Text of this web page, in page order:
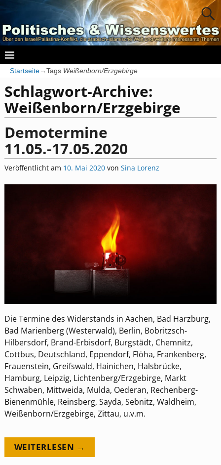
Startseite→Tags Weißenborn/Erzgebirge
Schlagwort-Archive:
Weißenborn/Erzgebirge
Demotermine
11.05.-17.05.2020
Veröffentlicht am 10. Mai 2020 von Sina Lorenz
Die Termine des Widerstands in Aachen, Bad Harzburg,
Bad Marienberg (Westerwald), Berlin, Bobritzsch-
Hilbersdorf, Brand-Erbisdorf, Burgstädt, Chemnitz,
Cottbus, Deutschland, Eppendorf, Flöha, Frankenberg,
Frauenstein, Greifswald, Hainichen, Halsbrücke,
Hamburg, Leipzig, Lichtenberg/Erzgebirge, Markt
Schwaben, Mittweida, Mulda, Oederan, Rechenberg-
Bienenmühle, Reinsberg, Sayda, Sebnitz, Waldheim,
Weißenborn/Erzgebirge, Zittau, u.v.m.
WEITERLESEN →